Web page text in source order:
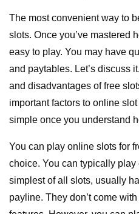
The most convenient way to
slots. Once you’ve mastered
easy to play. You may have
and paytables. Let’s discuss
and disadvantages of free
important factors to online
simple once you understand
You can play online slots for
choice. You can typically
simplest of all slots, usually
payline. They don’t come